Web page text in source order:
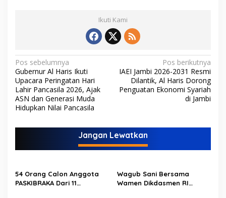
Ikuti Kami
N
a
v
i
s
p
Pos sebelumnya
Gubernur Al Haris Ikuti
Upacara Peringatan Hari
Lahir Pancasila 2026, Ajak
ASN dan Generasi Muda
Hidupkan Nilai Pancasila
Pos berikutnya
IAEI Jambi 2026-2031 Resmi
Dilantik, Al Haris Dorong
Penguatan Ekonomi Syariah
di Jambi
Jangan Lewatkan
54 Orang Calon Anggota
PASKIBRAKA Dari 11
Wagub Sani Bersama
Wamen Dikdasmen RI